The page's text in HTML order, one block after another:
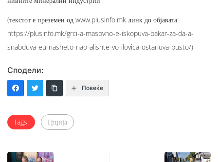
(текстот е преземен од www.plusinfo.mk линк до објавата:
https://plusinfo.mk/grci-a-masovno-e-iskopuva-bakar-za-da-a-
snabduva-eu-nasheto-nao-alishte-vo-ilovica-ostanuva-pusto/)
Сподели:
Повеќе
Tags: Грција